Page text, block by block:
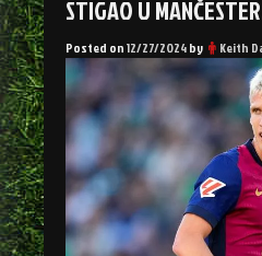
STIGAO U
Posted on12/27/2024by Keith